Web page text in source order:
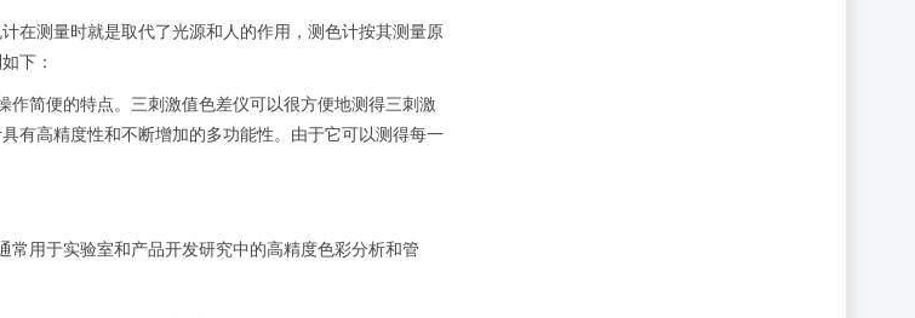
在测量时就是取代了光源和人的作用，测色计按其测量原
下：
简便的特点。三刺激值色差仪可以很方便地测得三刺激
有高精度性和不断增加的多功能性。由于它可以测得每一
用于实验室和产品开发研究中的高精度色彩分析和管